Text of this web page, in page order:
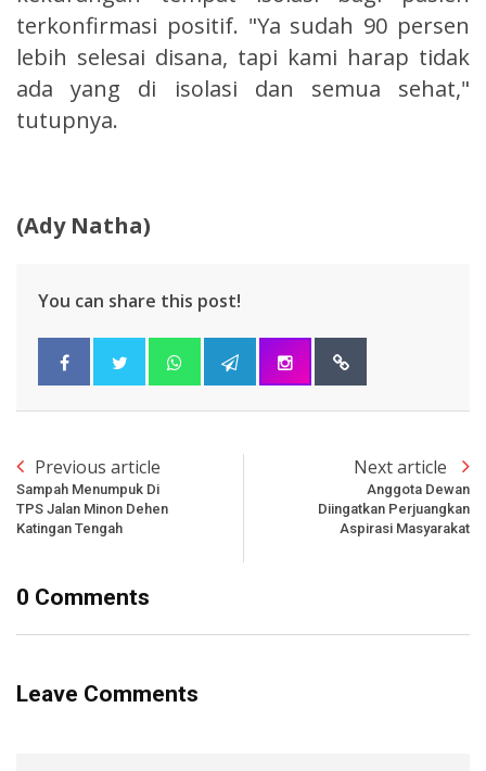
terkonfirmasi positif. "Ya sudah 90 persen
lebih selesai disana, tapi kami harap tidak
ada yang di isolasi dan semua sehat,"
tutupnya.
(Ady Natha)
You can share this post!
Previous article
Sampah Menumpuk Di
TPS Jalan Minon Dehen
Katingan Tengah
Next article
Anggota Dewan
Diingatkan Perjuangkan
Aspirasi Masyarakat
0 Comments
Leave Comments